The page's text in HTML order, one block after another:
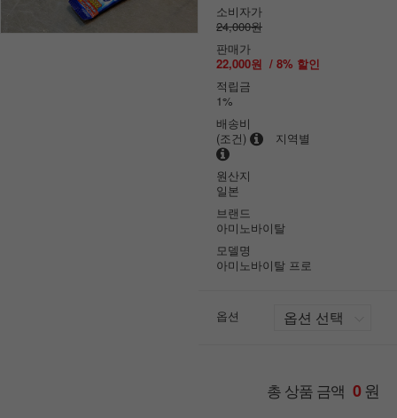
소비자가
24,000원
판매가
22,000원 / 8% 할인
적립금
1%
배송비
(조건)
지역별
원산지
일본
브랜드
아미노바이탈
모델명
아미노바이탈 프로
옵션
총 상품 금액 0원